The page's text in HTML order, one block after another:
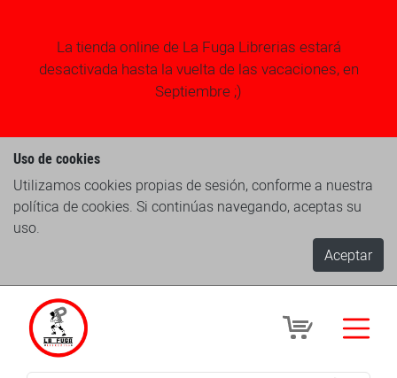
La tienda online de La Fuga Librerias estará
desactivada hasta la vuelta de las vacaciones, en
Septiembre ;)
Uso de cookies
Utilizamos cookies propias de sesión, conforme a nuestra
política de cookies. Si continúas navegando, aceptas su
uso.
Aceptar